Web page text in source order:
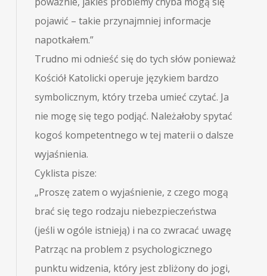
pojawić – takie przynajmniej informacje
napotkałem.”
Trudno mi odnieść się do tych słów ponieważ
Kościół Katolicki operuje językiem bardzo
symbolicznym, który trzeba umieć czytać. Ja
nie mogę się tego podjąć. Należałoby spytać
kogoś kompetentnego w tej materii o dalsze
wyjaśnienia.
Cyklista pisze:
„Proszę zatem o wyjaśnienie, z czego mogą
brać się tego rodzaju niebezpieczeństwa
(jeśli w ogóle istnieją) i na co zwracać uwagę
Patrząc na problem z psychologicznego
punktu widzenia, który jest zbliżony do jogi,